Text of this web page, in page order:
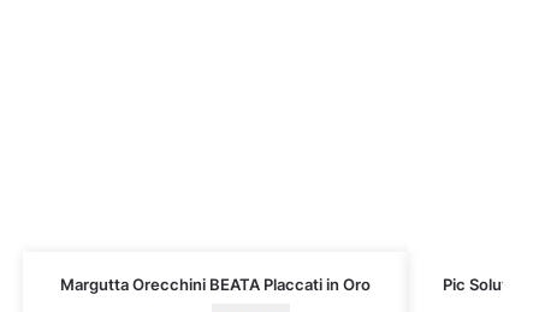
Margutta Orecchini BEATA Placcati in Oro Pic Solution